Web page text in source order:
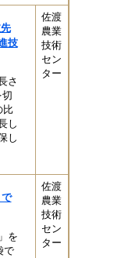
技
さ
比
し
し
佐渡
農業
技術
セン
ター
を
で
佐渡
農業
技術
セン
ター